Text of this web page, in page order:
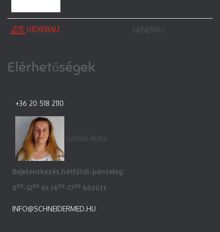
GENERALI
Elérhetőségek
+36 20 518 2110
Szőllős Anita
Bejelentkezés hétfőtől-péntekig:
800-1200 és 1400-1700 között
INFO@SCHNEIDERMED.HU